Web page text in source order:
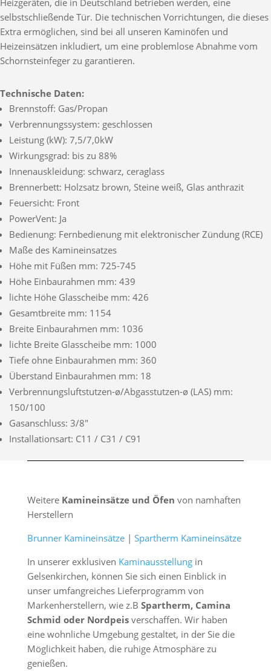
selbstschließende Tür. Die technischen Vorrichtungen, die dieses
Extra ermöglichen, sind bei all unseren Kaminöfen und
Heizeinsätzen inkludiert, um eine problemlose Abnahme vom
Schornsteinfeger zu garantieren.
Technische Daten:
Brennstoff: Gas/Propan
Verbrennungssystem: geschlossen
Leistung (kW): 7,5/7,0kW
Wirkungsgrad: bis zu 88%
Innenauskleidung: schwarz, ceraglass
Brennerbett: Holzsatz brown, Steine weiß, Glas anthrazit
Feuersicht: Front
PowerVent: Ja
Bedienung: Fernbedienung mit elektronischer Zündung (RCE)
Maße des Kamineinsatzes
Höhe mit Füßen mm: 725-745
Höhe Einbaurahmen mm: 439
lichte Höhe Glasscheibe mm: 426
Gesamtbreite mm: 1154
Breite Einbaurahmen mm: 1036
lichte Breite Glasscheibe mm: 1000
Tiefe ohne Einbaurahmen mm: 360
Überstand Einbaurahmen mm: 18
Verbrennungsluftstutzen-ø/Abgasstutzen-ø (LAS) mm:
150/100
Gasanschluss: 3/8″
Installationsart: C11 / C31 / C91
Weitere Kamineinsätze und Öfen von namhaften
Herstellern
Brunner Kamineinsätze| Spartherm Kamineinsätze
In unserer exklusiven Kaminausstellungin
Gelsenkirchen, können Sie sich einen Einblick in
unser umfangreiches Lieferprogramm von
Markenherstellern, wie z.B Spartherm, Camina
Schmid oder Nordpeisverschaffen. Wir haben
eine wohnliche Umgebung gestaltet, in der Sie die
Möglichkeit haben, die ruhige Atmosphäre zu
genießen.